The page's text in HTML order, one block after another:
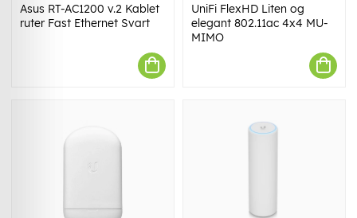
Asus RT-AC1200 v.2 Kablet
ruter Fast Ethernet Svart
UniFi FlexHD Liten og
elegant 802.11ac 4x4 MU-
MIMO